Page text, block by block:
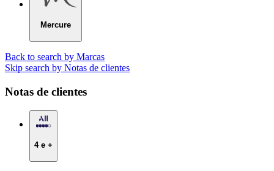
Mercure
Back to search by Marcas
Skip search by Notas de clientes
Notas de clientes
4 e +